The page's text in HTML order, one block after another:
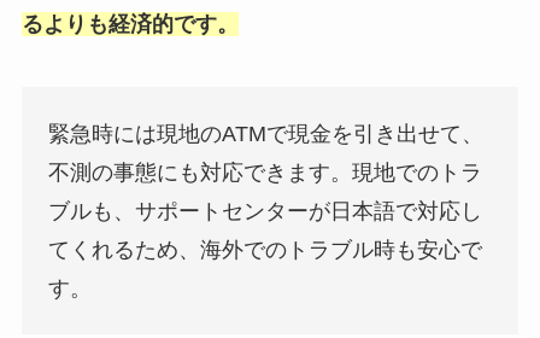
るよりも経済的です。
緊急時には現地のATMで現金を引き出せて、
不測の事態にも対応できます。現地でのトラ
ブルも、サポートセンターが日本語で対応し
てくれるため、海外でのトラブル時も安心で
す。